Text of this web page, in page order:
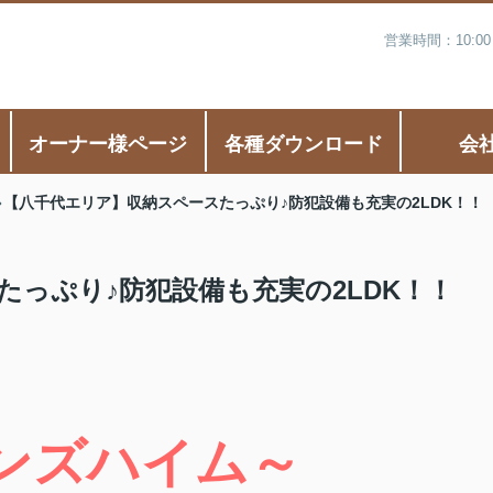
営業時間：
オーナー様ページ 各種ダウンロード 会
【八千代エリア】収納スペースたっぷり♪防犯設備も充実の2LDK！！
っぷり♪防犯設備も充実の2LDK！！
ズハイム～